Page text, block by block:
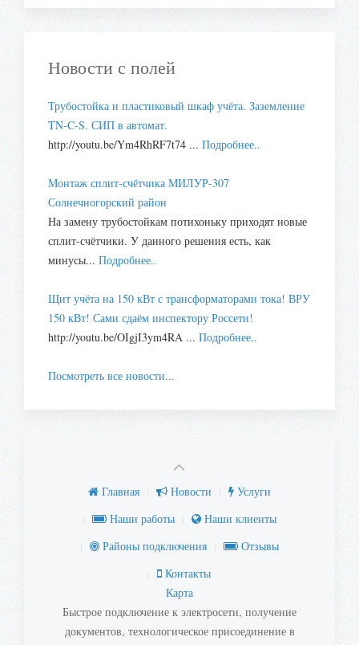
Новости с полей
Трубостойка и пластиковый шкаф учёта. Заземление
TN-C-S. СИП в автомат.
http://youtu.be/Ym4RhRF7t74 ... Подробнее..
Монтаж сплит-счётчика МИЛУР-307
Солнечногорский район
На замену трубостойкам потихоньку приходят новые
сплит-счётчики. У данного решения есть, как
минусы... Подробнее..
Щит учёта на 150 кВт с трансформаторами тока! ВРУ
150 кВт! Сами сдаём инспектору Россети!
http://youtu.be/OIgjI3ym4RA ... Подробнее..
Посмотреть все новости...
Главная Новости
Услуги
Наши работы
Наши клиенты
Районы подключения
Отзывы
Контакты
Карта
Быстрое подключение к электросети, получение
документов, технологическое присоединение в